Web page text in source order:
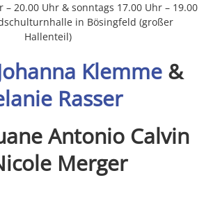
– 20.00 Uhr & sonntags 17.00 Uhr – 19.00
in Bösingfeld (großer
Hallenteil)
Klemme &
Rasser
Antonio Calvin
Merger